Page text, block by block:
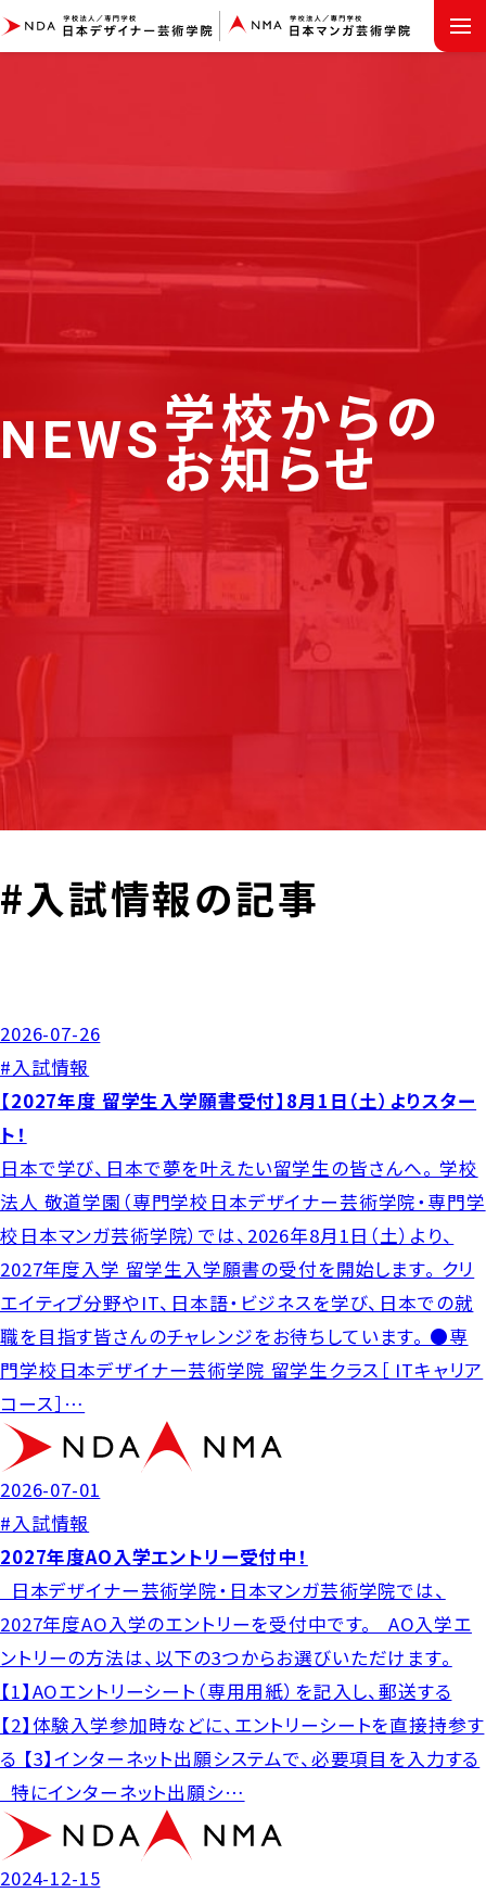
NEWS学校からの
お知らせ
#入試情報の記事
2026-07-26
#入試情報
【2027年度 留学生入学願書受付】8月1日（土）よりスター
ト！
日本で学び、日本で夢を叶えたい留学生の皆さんへ。 学校
法人 敬道学園（専門学校日本デザイナー芸術学院・専門学
校日本マンガ芸術学院）では、2026年8月1日（土）より、
2027年度入学 留学生入学願書の受付を開始します。 クリ
エイティブ分野やIT、日本語・ビジネスを学び、日本での就
職を目指す皆さんのチャレンジをお待ちしています。 ●専
門学校日本デザイナー芸術学院 留学生クラス［ ITキャリア
コース］…
2026-07-01
#入試情報
2027年度AO入学エントリー受付中！
日本デザイナー芸術学院・日本マンガ芸術学院では、
2027年度AO入学のエントリーを受付中です。 AO入学エ
ントリーの方法は、以下の3つからお選びいただけます。
【1】AOエントリーシート（専用用紙）を記入し、郵送する
【2】体験入学参加時などに、エントリーシートを直接持参す
る 【3】インターネット出願システムで、必要項目を入力する
特にインターネット出願シ…
2024-12-15